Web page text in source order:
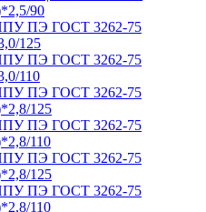
90
ПЭ ГОСТ 3262-75
125
ПЭ ГОСТ 3262-75
110
ПЭ ГОСТ 3262-75
125
ПЭ ГОСТ 3262-75
110
ПЭ ГОСТ 3262-75
125
ПЭ ГОСТ 3262-75
110